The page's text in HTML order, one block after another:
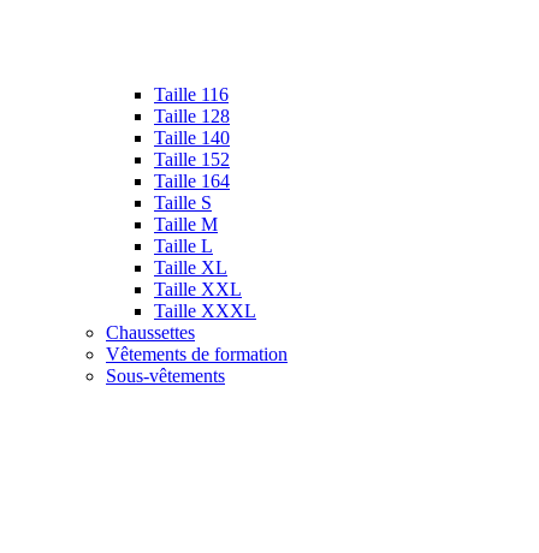
Taille 116
Taille 128
Taille 140
Taille 152
Taille 164
Taille S
Taille M
Taille L
Taille XL
Taille XXL
Taille XXXL
Chaussettes
Vêtements de formation
Sous-vêtements